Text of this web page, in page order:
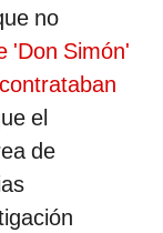
no
'Don Simón'
el
de